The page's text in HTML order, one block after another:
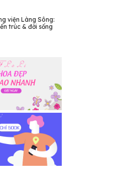
viện Làng Sông:
trúc & đời sống